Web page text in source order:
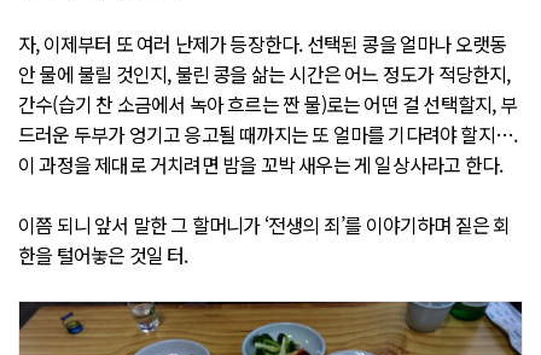
자, 이제부터 또 여러 난제가 등장한다. 선택된 콩을 얼마나 오랫동
안 물에 불릴 것인지, 불린 콩을 삶는 시간은 어느 정도가 적당한지,
간수(습기 찬 소금에서 녹아 흐르는 짠 물)로는 어떤 걸 선택할지, 부
드러운 두부가 엉기고 응고될 때까지는 또 얼마를 기다려야 할지….
이 과정을 제대로 거치려면 밤을 꼬박 새우는 게 일상사라고 한다.
이쯤 되니 앞서 말한 그 할머니가 ‘전생의 죄’를 이야기하며 짙은 회
한을 털어놓은 것일 터.